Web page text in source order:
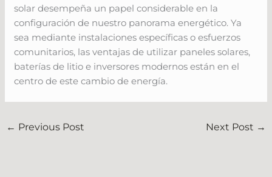
solar desempeña un papel considerable en la
configuración de nuestro panorama energético. Ya
sea mediante instalaciones específicas o esfuerzos
comunitarios, las ventajas de utilizar paneles solares,
baterías de litio e inversores modernos están en el
centro de este cambio de energía.
← Previous Post Next Post →